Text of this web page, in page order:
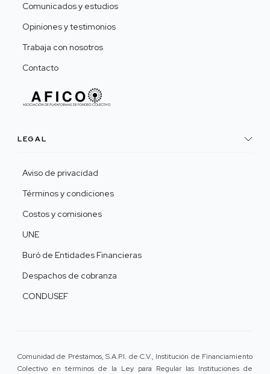
Comunicados y estudios
Opiniones y testimonios
Trabaja con nosotros
Contacto
LEGAL
Aviso de privacidad
Términos y condiciones
Costos y comisiones
UNE
Buró de Entidades Financieras
Despachos de cobranza
CONDUSEF
Comunidad de Préstamos, S.A.P.I. de C.V., Institución de Financiamiento
Colectivo en términos de la Ley para Regular las Instituciones de